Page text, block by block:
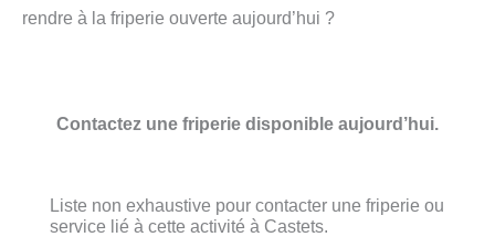
rendre à la friperie ouverte aujourd’hui ?
Contactez une friperie disponible aujourd’hui.
Liste non exhaustive pour contacter une friperie ou
service lié à cette activité à Castets.